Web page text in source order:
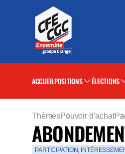
ACCUEILPOSITIONS ÉLECTIONS
ThèmesPouvoir d’achat
PARTICIPATION,